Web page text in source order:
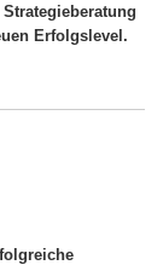
Erfolgslevel.